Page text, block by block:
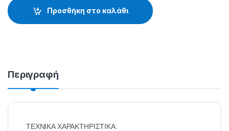
Προσθήκη στο καλάθι
Περιγραφή
ΤΕΧΝΙΚΑ ΧΑΡΑΚΤΗΡΙΣΤΙΚΑ: